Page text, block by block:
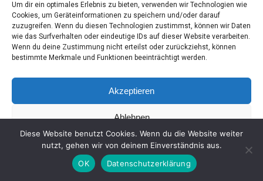
Um dir ein optimales Erlebnis zu bieten, verwenden wir Technologien wie
Cookies, um Geräteinformationen zu speichern und/oder darauf
zuzugreifen. Wenn du diesen Technologien zustimmst, können wir Daten
wie das Surfverhalten oder eindeutige IDs auf dieser Website verarbeiten.
Wenn du deine Zustimmung nicht erteilst oder zurückziehst, können
bestimmte Merkmale und Funktionen beeinträchtigt werden.
Akzeptieren
Ablehnen
Einstellungen ansehen
Coo­kie-Richt­li­nieDaten­schutz Impres­sum
SHARE TWEET
Diese Website benutzt Cookies. Wenn du die Website weiter
nutzt, gehen wir von deinem Einverständnis aus.
OK
Datenschutzerklärung